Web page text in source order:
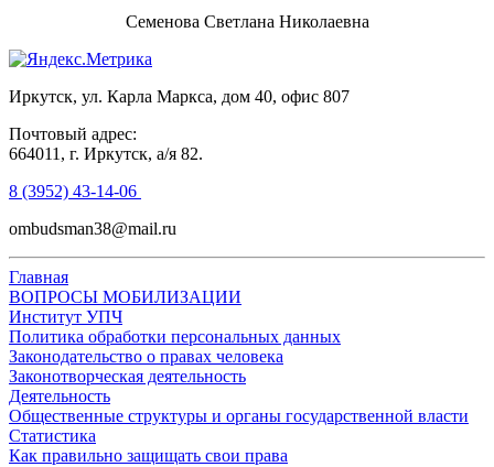
Семенова Светлана Николаевна
Иркутск, ул. Карла Маркса, дом 40, офис 807
Почтовый адрес:
664011, г. Иркутск, а/я 82.
8 (3952) 43-14-06
ombudsman38@mail.ru
Главная
ВОПРОСЫ МОБИЛИЗАЦИИ
Институт УПЧ
Политика обработки персональных данных
Законодательство о правах человека
Законотворческая деятельность
Деятельность
Общественные структуры и органы государственной власти
Статистика
Как правильно защищать свои права